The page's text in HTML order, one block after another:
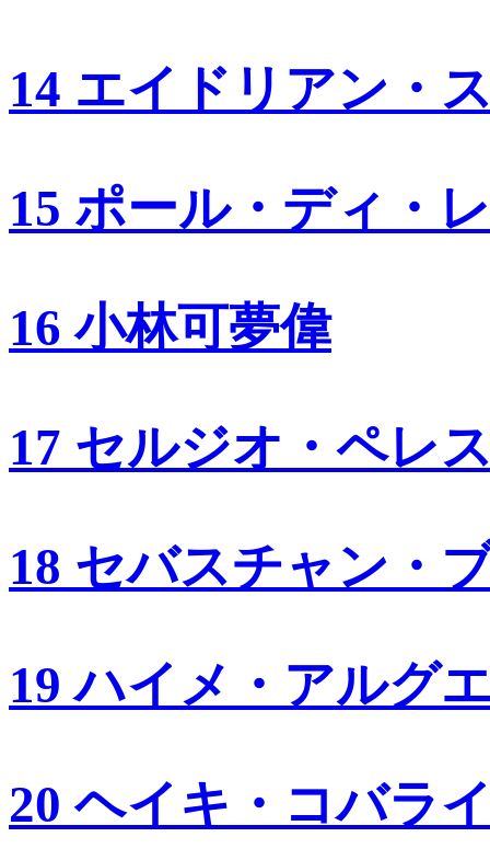
14 エイドリアン・
15 ポール・ディ・
16 小林可夢偉
17 セルジオ・ペレ
18 セバスチャン・
19 ハイメ・アルグ
20 ヘイキ・コバラ